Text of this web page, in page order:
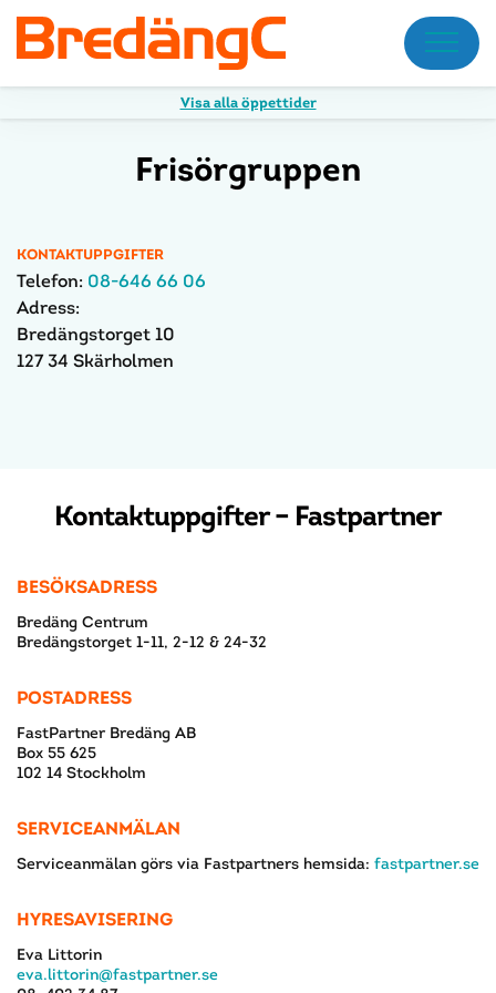
Meny
Visa alla öppettider
Frisörgruppen
KONTAKTUPPGIFTER
Telefon: 08-646 66 06
Adress:
Bredängstorget 10
127 34 Skärholmen
Kontaktuppgifter – Fastpartner
BESÖKSADRESS
Bredäng Centrum
Bredängstorget 1-11, 2-12 & 24-32
POSTADRESS
FastPartner Bredäng AB
Box 55 625
102 14 Stockholm
SERVICEANMÄLAN
Serviceanmälan görs via Fastpartners hemsida: fastpartner.se
HYRESAVISERING
Eva Littorin
eva.littorin@fastpartner.se